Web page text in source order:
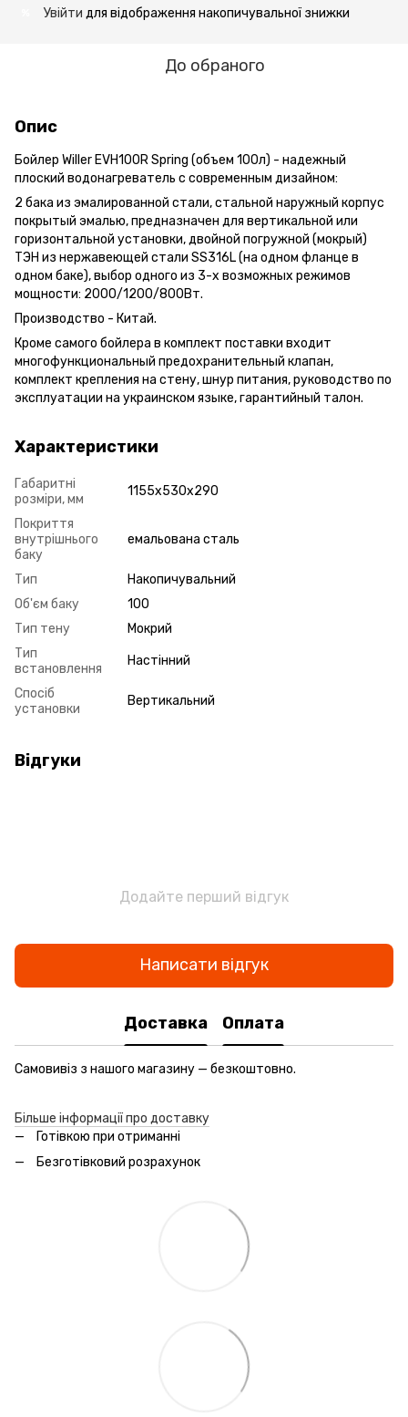
Увійти для відображення накопичувальної знижки
До обраного
Опис
Бойлер Willer EVH100R Spring (объем 100л) - надежный
плоский водонагреватель с современным дизайном:
2 бака из эмалированной стали,стальной наружный корпус
покрытый эмалью, предназначен для вертикальной или
горизонтальной установки, двойной погружной (мокрый)
ТЭН из нержавеющей стали SS316L (на одном фланце в
одном баке), выбор одного из 3-х возможных режимов
мощности: 2000/1200/800Вт.
Производство - Китай.
Кроме самого бойлера в комплект поставки входит
многофункциональный предохранительный клапан,
комплект крепления на стену, шнур питания, руководство по
эксплуатации на украинском языке, гарантийный талон.
Характеристики
Габаритні
розміри, мм
1155x530x290
Покриття
внутрішнього
баку
емальована сталь
Тип
Накопичувальний
Об'єм баку
100
Тип тену
Мокрий
Тип
встановлення
Настінний
Спосіб
установки
Вертикальний
Відгуки
Додайте перший відгук
Написати відгук
Доставка Оплата
Самовивіз з нашого магазину — безкоштовно.
Більше інформації про доставку
Готівкою при отриманні
Безготівковий розрахунок